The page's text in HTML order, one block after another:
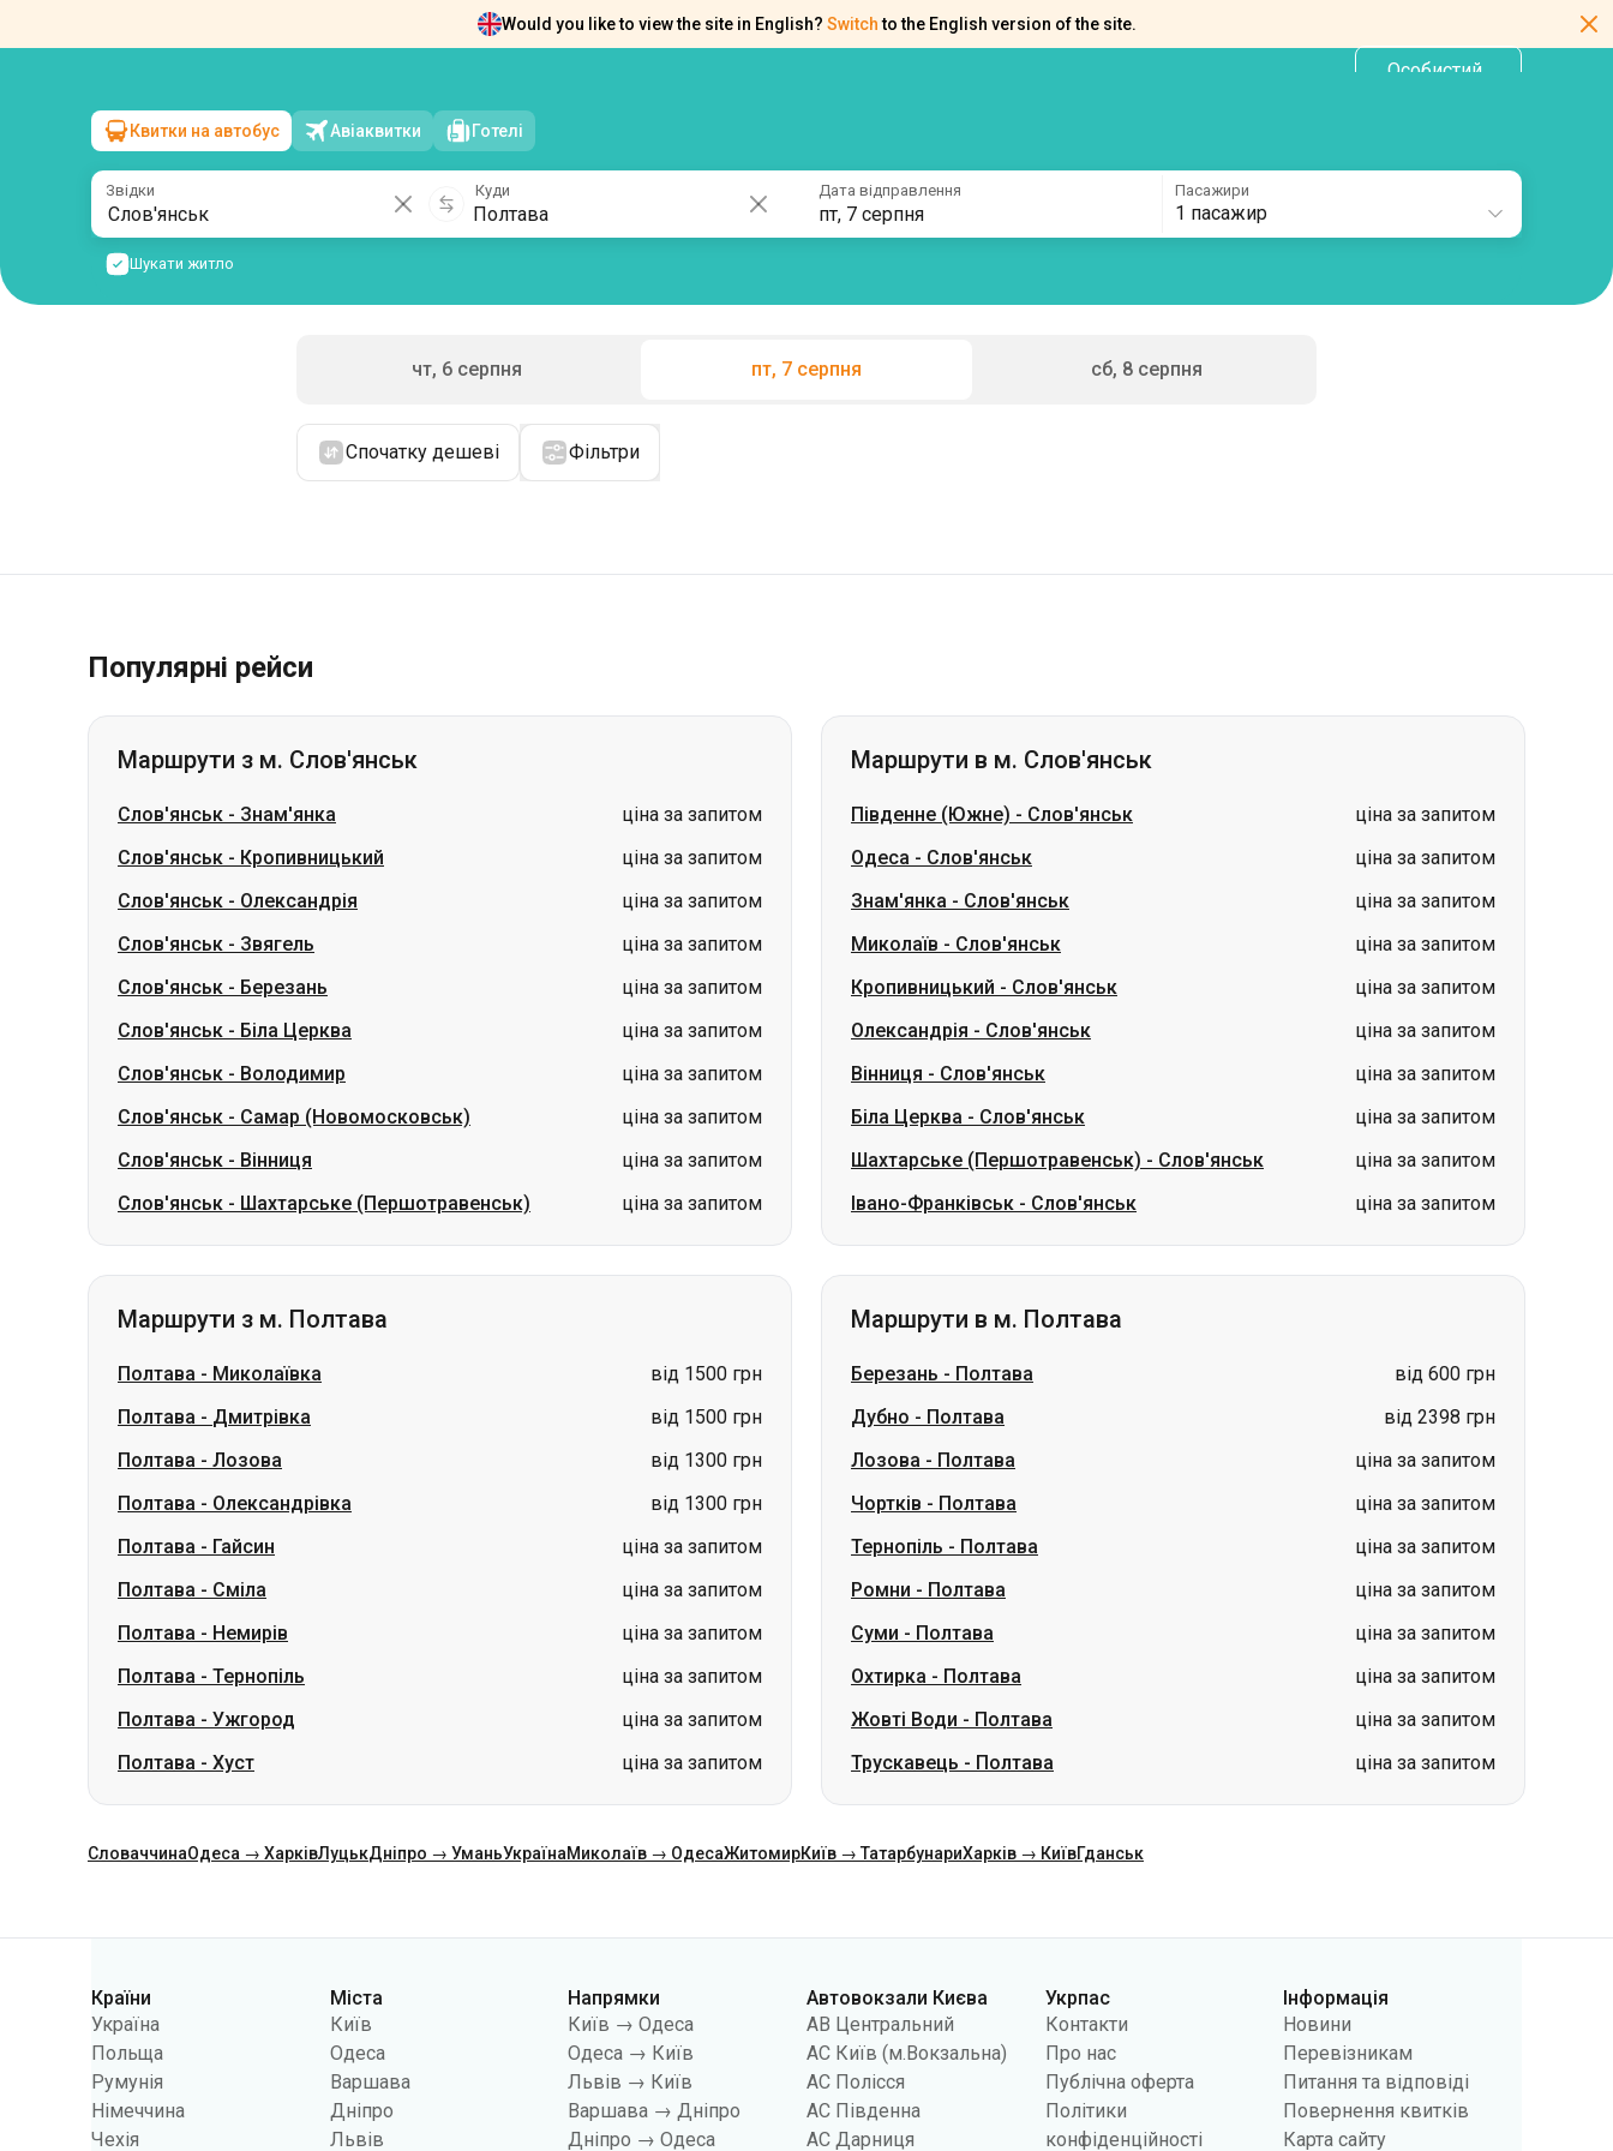
Would you like to view the site in English? Switch to the English version of the site.
Особистий
Слов'янськ→Полтава
пт, 7 серпня/1 пасажир
Квитки на автобус Авіаквитки Готелі
Звідки Куди Дата відправлення
пт, 7 серпня
Пасажири
1 пасажир
Шукати житло
чт, 6 серпня пт, 7 серпня сб, 8 серпня
Спочатку дешеві Фільтри
Популярні рейси
Маршрути з м. Слов'янськ
Слов'янськ - Знам'янка
ціна за запитом
Слов'янськ - Кропивницький
ціна за запитом
Слов'янськ - Олександрія
ціна за запитом
Слов'янськ - Звягель
ціна за запитом
Слов'янськ - Березань
ціна за запитом
Слов'янськ - Біла Церква
ціна за запитом
Слов'янськ - Володимир
ціна за запитом
Слов'янськ - Самар (Новомосковськ)
ціна за запитом
Слов'янськ - Вінниця
ціна за запитом
Слов'янськ - Шахтарське (Першотравенськ) ціна за запитом
Маршрути в м. Слов'янськ
Південне (Южне) - Слов'янськ
ціна за запитом
Одеса - Слов'янськ
ціна за запитом
Знам'янка - Слов'янськ
ціна за запитом
Миколаїв - Слов'янськ
ціна за запитом
Кропивницький - Слов'янськ
ціна за запитом
Олександрія - Слов'янськ
ціна за запитом
Вінниця - Слов'янськ
ціна за запитом
Біла Церква - Слов'янськ
ціна за запитом
Шахтарське (Першотравенськ) - Слов'янськ
ціна за запитом
Івано-Франківськ - Слов'янськ ціна за запитом
Маршрути з м. Полтава
Полтава - Миколаївка
від 1500 грн
Полтава - Дмитрівка
від 1500 грн
Полтава - Лозова
від 1300 грн
Полтава - Олександрівка
від 1300 грн
Полтава - Гайсин
ціна за запитом
Полтава - Сміла
ціна за запитом
Полтава - Немирів
ціна за запитом
Полтава - Тернопіль
ціна за запитом
Полтава - Ужгород
ціна за запитом
Полтава - Хуст ціна за запитом
Маршрути в м. Полтава
Березань - Полтава
від 600 грн
Дубно - Полтава
від 2398 грн
Лозова - Полтава
ціна за запитом
Чортків - Полтава
ціна за запитом
Тернопіль - Полтава
ціна за запитом
Ромни - Полтава
ціна за запитом
Суми - Полтава
ціна за запитом
Охтирка - Полтава
ціна за запитом
Жовті Води - Полтава
ціна за запитом
Трускавець - Полтава ціна за запитом
СловаччинаОдеса → ХарківЛуцькДніпро → УманьУкраїнаМиколаїв → ОдесаЖитомирКиїв → ТатарбунариХарків → КиївГданськ
Категорії
Країни
Україна
Польща
Румунія
Німеччина
Чехія
Міста
Київ
Одеса
Варшава
Дніпро
Львів
Напрямки
Київ → Одеса
Одеса → Київ
Львів → Київ
Варшава → Дніпро
Дніпро → Одеса
Автовокзали Києва
АВ Центральний
АС Київ (м.Вокзальна)
АС Полісся
АС Південна
АС Дарниця
Укрпас
Контакти
Про нас
Публічна оферта
Політики
конфіденційності
Інформація
Новини
Перевізникам
Питання та відповіді
Повернення квитків
Карта сайту